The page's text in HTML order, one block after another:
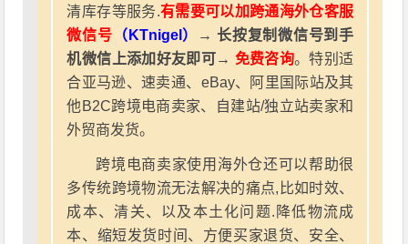
清库存等服务.有需要可以加跨通海外仓客服
微信号 （KTnigel）
→ 长按复制微信号到手
机微信上添加好友即可→ 免费咨询。特别适
合亚马逊、速卖通、eBay、阿里国际站及其
他B2C跨境电商卖家、自建站/独立站卖家和
外贸商发货。
跨境电商卖家使用海外仓还可以帮助很
多传统跨境物流无法解决的痛点,比如时效、
成本、清关、以及本土化问题.降低物流成
本、缩短发货时间、方便买家退货、安全、